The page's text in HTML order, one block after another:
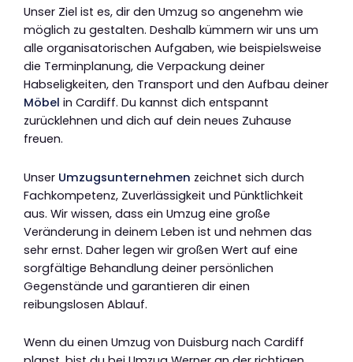
Unser Ziel ist es, dir den Umzug so angenehm wie
möglich zu gestalten. Deshalb kümmern wir uns um
alle organisatorischen Aufgaben, wie beispielsweise
die Terminplanung, die Verpackung deiner
Habseligkeiten, den Transport und den Aufbau deiner
Möbel in Cardiff. Du kannst dich entspannt
zurücklehnen und dich auf dein neues Zuhause
freuen.
Unser Umzugsunternehmen zeichnet sich durch
Fachkompetenz, Zuverlässigkeit und Pünktlichkeit
aus. Wir wissen, dass ein Umzug eine große
Veränderung in deinem Leben ist und nehmen das
sehr ernst. Daher legen wir großen Wert auf eine
sorgfältige Behandlung deiner persönlichen
Gegenstände und garantieren dir einen
reibungslosen Ablauf.
Wenn du einen Umzug von Duisburg nach Cardiff